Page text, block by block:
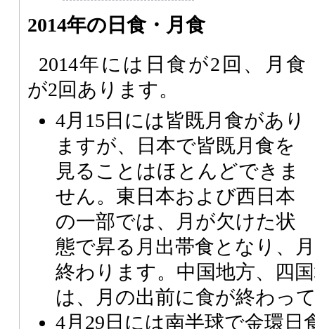
2014年の日食・月食
2014年には日食が2回、月食
が2回あります。
4月15日には皆既月食があり
ますが、日本で皆既月食を
見ることはほとんどできま
せん。東日本および西日本
の一部では、月が欠けた状
態で昇る月出帯食となり、
終わります。中国地方、四
は、月の出前に食が終わっ
4月29日には南半球で金環日